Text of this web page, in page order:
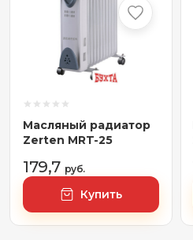
Масляный радиатор
Zerten MRT-25
179,7 руб.
Купить